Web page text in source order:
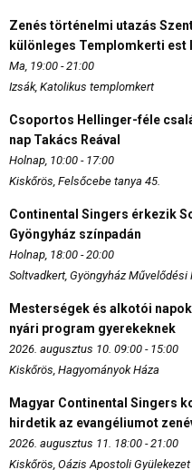
Zenés történelmi utazás
különleges Templomkerti est
Ma, 19:00 - 21:00
Izsák, Katolikus templomkert
Csoportos Hellinger-féle
nap Takács Reával
Holnap, 10:00 - 17:00
Kiskőrös, Felsőcebe tanya 45.
Continental Singers érkezik
Gyöngyház színpadán
Holnap, 18:00 - 20:00
Soltvadkert, Gyöngyház Művelődési
Mesterségek és alkotói
nyári program gyerekeknek
2026. augusztus 10. 09:00 - 15:00
Kiskőrös, Hagyományok Háza
Magyar Continental Singers
hirdetik az evangéliumot
2026. augusztus 11. 18:00 - 21:00
Kiskőrös, Oázis Apostoli